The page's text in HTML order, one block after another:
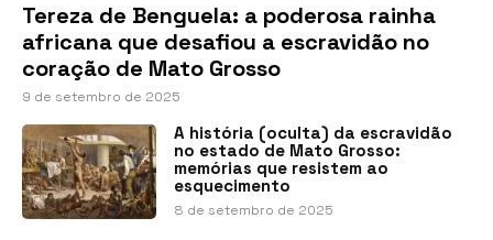
Tereza de Benguela: a poderosa rainha
africana que desafiou a escravidão no
coração de Mato Grosso
9 de setembro de 2025
A história (oculta) da escravidão
no estado de Mato Grosso:
memórias que resistem ao
esquecimento
8 de setembro de 2025